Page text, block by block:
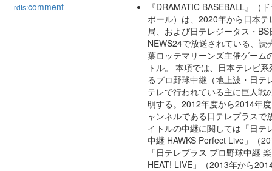
rdfs:comment
『DRAMATIC BASEBALL』（
ボール）は、2020年から日本
局、および日テレジータス・
NEWS24で放送されている、読
葉ロッテマリーンズ主催ゲーム
トル。 本項では、日本テレビ
るプロ野球中継（地上波・日テ
テレで行われている主に巨人戦
明する。2012年度から2014年
ャンネルである日テレプラスで
イトルの中継に関しては「日テ
中継 HAWKS Perfect Live」（
「日テレプラス プロ野球中継
HEAT! LIVE」（2013年から